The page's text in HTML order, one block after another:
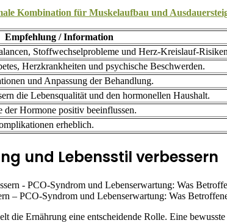
Kombination für Muskelaufbau und
Empfehlung / Information
Stoffwechselprobleme und Herz-Kreislauf-
Herzkrankheiten und psychische Beschwerden.
und Anpassung der Behandlung.
die Lebensqualität und den hormonellen Haushalt.
der Hormone positiv beeinflussen.
erheblich.
und Lebensstil verbessern
– PCO-Syndrom und Lebenserwartung: Was
die Ernährung eine entscheidende Rolle. Eine